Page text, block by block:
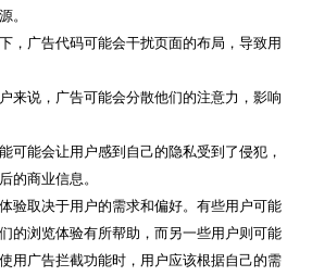
。
，广告代码可能会干扰页面的布局，导致用
来说，广告可能会分散他们的注意力，影响
可能会让用户感到自己的隐私受到了侵犯，
的商业信息。
验取决于用户的需求和偏好。有些用户可能
的浏览体验有所帮助，而另一些用户则可能
用广告拦截功能时，用户应该根据自己的需